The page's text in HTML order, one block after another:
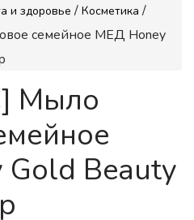
и здоровье / Косметика /
семейное МЕД Honey
Мыло
Beauty